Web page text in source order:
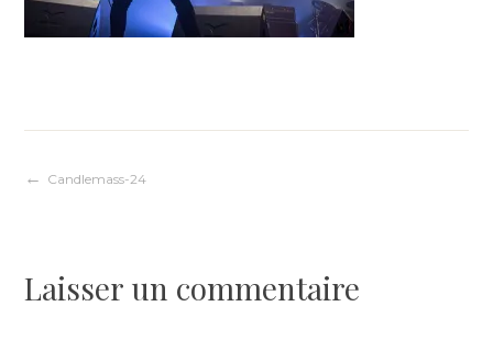
Navigation
l’article
Candlemass-24
Laisser un commentaire